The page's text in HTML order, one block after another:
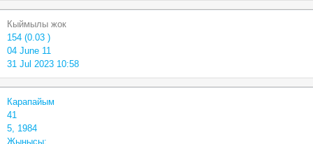
Кыймылы жок
154 (0.03 )
04 June 11
31 Jul 2023 10:58
Карапайым
41
5, 1984
Жынысы: